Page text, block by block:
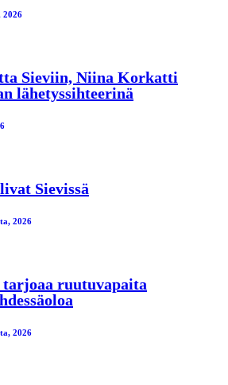
2026
Sieviin, Niina Korkatti
lähetyssihteerinä
Sievissä
2026
ruutuvapaita
2026